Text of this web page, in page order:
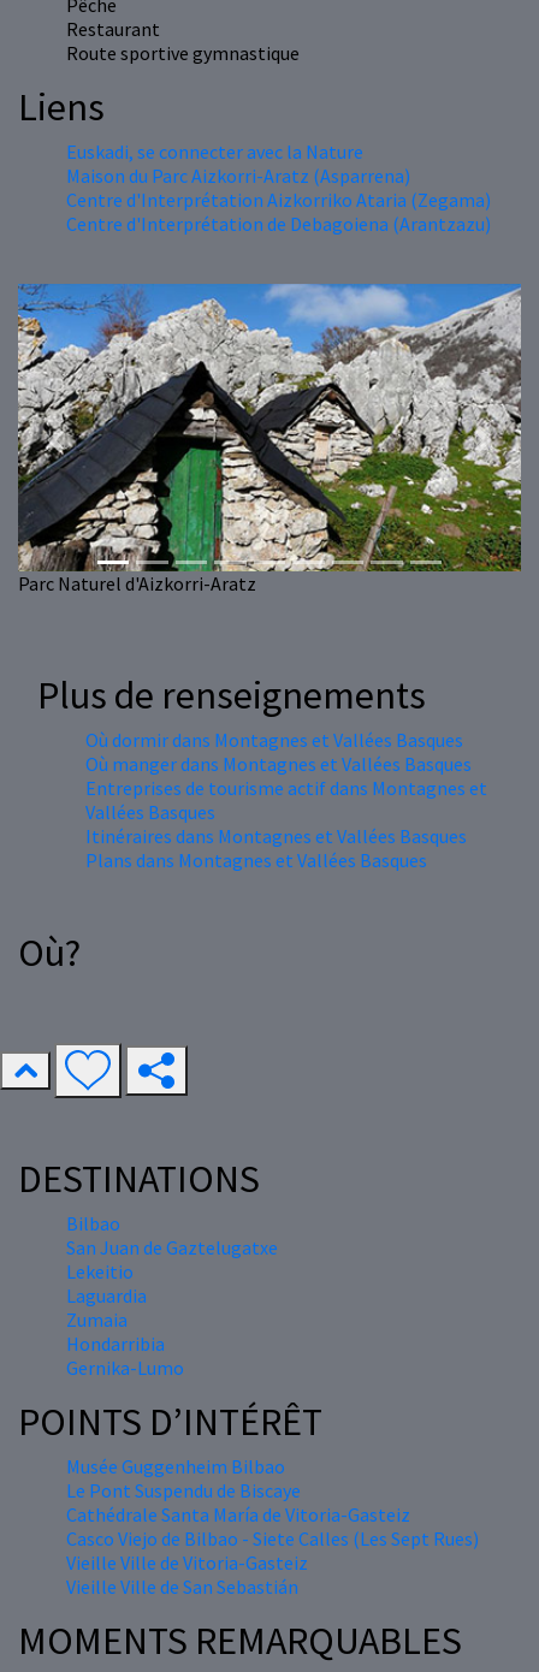
Pêche
Restaurant
Route sportive gymnastique
Liens
Euskadi, se connecter avec la Nature
Maison du Parc Aizkorri-Aratz (Asparrena)
Centre d'Interprétation Aizkorriko Ataria (Zegama)
Centre d'Interprétation de Debagoiena (Arantzazu)
Parc Naturel d'Aizkorri-Aratz
Previous Next
Plus de renseignements
Où dormir dans Montagnes et Vallées Basques
Où manger dans Montagnes et Vallées Basques
Entreprises de tourisme actif dans Montagnes et
Vallées Basques
Itinéraires dans Montagnes et Vallées Basques
Plans dans Montagnes et Vallées Basques
Où?
DESTINATIONS
Bilbao
San Juan de Gaztelugatxe
Lekeitio
Laguardia
Zumaia
Hondarribia
Gernika-Lumo
POINTS D’INTÉRÊT
Musée Guggenheim Bilbao
Le Pont Suspendu de Biscaye
Cathédrale Santa María de Vitoria-Gasteiz
Casco Viejo de Bilbao - Siete Calles (Les Sept Rues)
Vieille Ville de Vitoria-Gasteiz
Vieille Ville de San Sebastián
MOMENTS REMARQUABLES